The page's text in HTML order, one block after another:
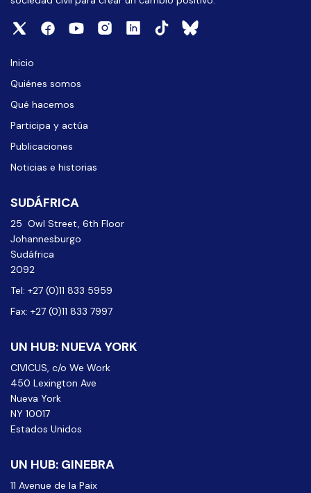
Inicio
Quiénes somos
Qué hacemos
Participa y actúa
Publicaciones
Noticias e historias
SUDÁFRICA
25 Owl Street, 6th Floor
Johannesburgo
Sudáfrica
2092
Tel: +27 (0)11 833 5959
Fax: +27 (0)11 833 7997
UN HUB: NUEVA YORK
CIVICUS, c/o We Work
450 Lexington Ave
Nueva York
NY 10017
Estados Unidos
UN HUB: GINEBRA
11 Avenue de la Paix